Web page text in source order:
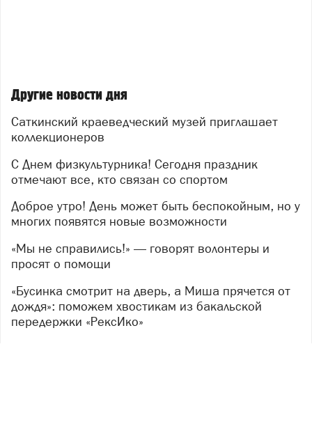
Другие новости дня
Саткинский краеведческий музей приглашает
коллекционеров
С Днем физкультурника! Сегодня праздник
отмечают все, кто связан со спортом
Доброе утро! День может быть беспокойным, но у
многих появятся новые возможности
«Мы не справились!» — говорят волонтеры и
просят о помощи
«Бусинка смотрит на дверь, а Миша прячется от
дождя»: поможем хвостикам из бакальской
передержки «РексИко»